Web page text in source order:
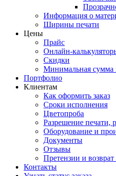
Информация о
Ширины печати
Цены
Прайс
Онлайн-
Скидки
Минимальная сумма
Портфолио
Клиентам
Как оформить заказ
Сроки исполнения
Цветопроба
Разрешение печати,
Оборудование и
Документы
Отзывы
Претензии и возврат
Контакты